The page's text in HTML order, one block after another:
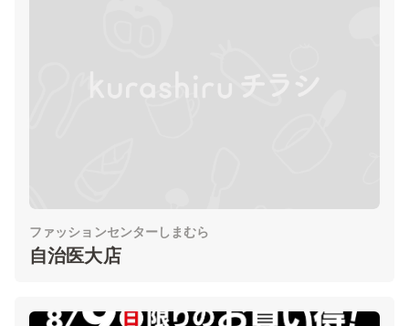
ファッションセンターしまむら
自治医大店